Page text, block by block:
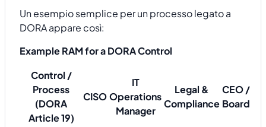
Un esempio semplice per un processo legato a
DORA appare così:
Example RAM for a DORA Control
Control /
Process
(DORA
Article 19)
CISO
IT
Operations
Manager
Legal &
Compliance
CEO /
Board